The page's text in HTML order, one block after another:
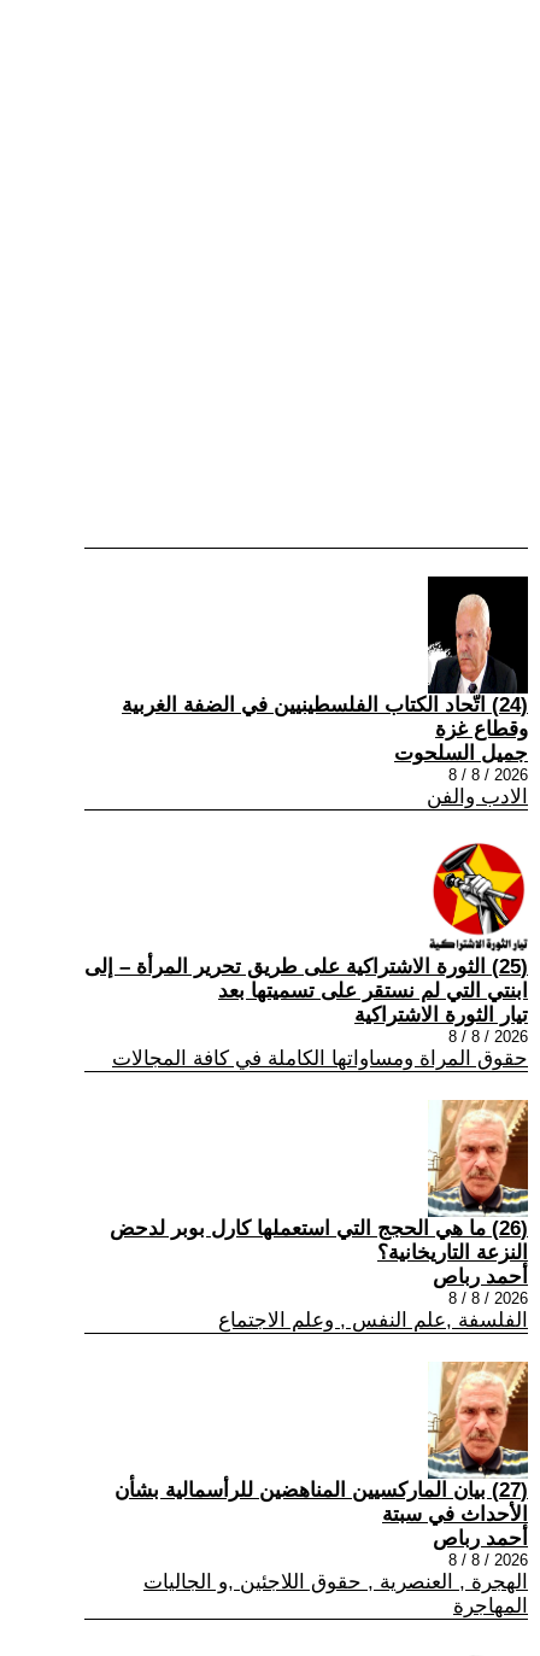
(24) اتّحاد الكتاب الفلسطينيين في الضفة الغربية
وقطاع غزة
جميل السلحوت
2026 / 8 / 8
الادب والفن
(25) الثورة الاشتراكية على طريق تحرير المرأة – إلى
ابنتي التي لم نستقر على تسميتها بعد
تيار الثورة الاشتراكية
2026 / 8 / 8
حقوق المراة ومساواتها الكاملة في كافة المجالات
(26) ما هي الحجج التي استعملها كارل بوبر لدحض
النزعة التاريخانية؟
أحمد رباص
2026 / 8 / 8
الفلسفة ,علم النفس , وعلم الاجتماع
(27) بيان الماركسيين المناهضين للرأسمالية بشأن
الأحداث في سبتة
أحمد رباص
2026 / 8 / 8
الهجرة , العنصرية , حقوق اللاجئين ,و الجاليات
المهاجرة